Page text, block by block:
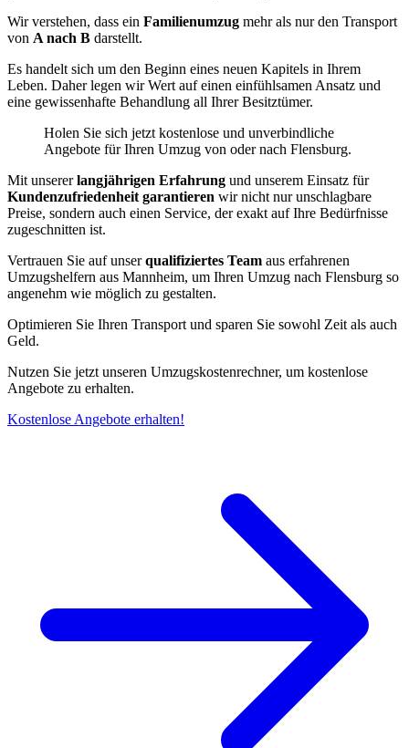
Wir verstehen, dass ein Familienumzug mehr als nur den Transport
von A nach B darstellt.
Es handelt sich um den Beginn eines neuen Kapitels in Ihrem
Leben. Daher legen wir Wert auf einen einfühlsamen Ansatz und
eine gewissenhafte Behandlung all Ihrer Besitztümer.
Holen Sie sich jetzt kostenlose und unverbindliche
Angebote für Ihren Umzug von oder nach Flensburg.
Mit unsererlangjährigen Erfahrung und unserem Einsatz für
Kundenzufriedenheit garantieren wir nicht nur unschlagbare
Preise, sondern auch einen Service, der exakt auf Ihre Bedürfnisse
zugeschnitten ist.
Vertrauen Sie auf unserqualifiziertes Team aus erfahrenen
Umzugshelfern aus Mannheim, um Ihren Umzug nach Flensburg so
angenehm wie möglich zu gestalten.
Optimieren Sie Ihren Transport und sparen Sie sowohl Zeit als auch
Geld.
Nutzen Sie jetzt unseren Umzugskostenrechner, um kostenlose
Angebote zu erhalten.
Kostenlose Angebote erhalten!